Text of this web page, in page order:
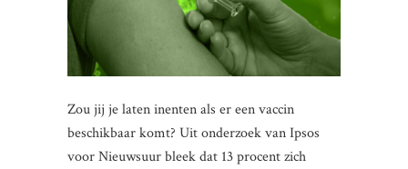
Zou jij je laten inenten als er een vaccin
beschikbaar komt? Uit onderzoek van Ipsos
voor Nieuwsuur bleek dat 13 procent zich